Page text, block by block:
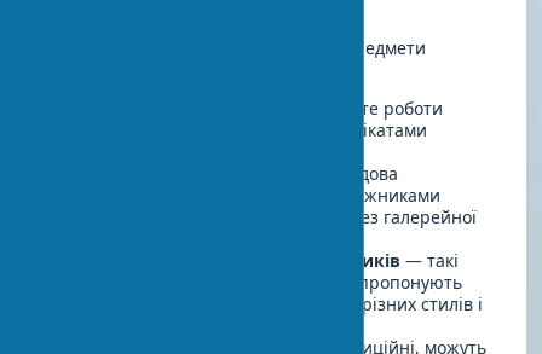
Ось кілька місць, де можна купити предмети
— тут ви знайдете роботи
професійних художників з сертифікатами
— чудова
можливість познайомитися з художниками
особисто і придбати їхні роботи без галерейної
Онлайн-платформи для художників — такі
ресурси як Artsy, Saatchi Art, Etsy пропонують
широкий вибір творів мистецтва різних стилів і
— як онлайн, так і традиційні, можуть